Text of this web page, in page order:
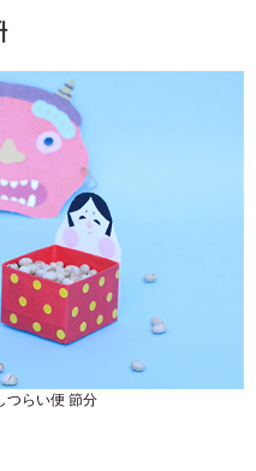
つらい便 節分